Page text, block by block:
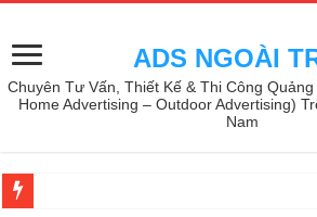
ADS NGOÀI
Chuyên Tư Vấn, Thiết Kế & Thi Công
Home Advertising – Outdoor Advertising)
Nam